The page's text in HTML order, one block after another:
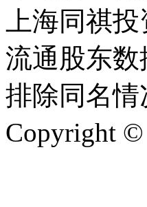
上海同祺
流通股东
排除同名情
Copyright ©